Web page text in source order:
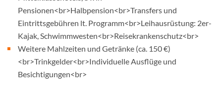
Pensionen<br>Halbpension<br>Transfers und
Eintrittsgebühren lt. Programm<br>Leihausrüstung: 2er-
Kajak, Schwimmwesten<br>Reisekrankenschutz<br>
Weitere Mahlzeiten und Getränke (ca. 150 €)
<br>Trinkgelder<br>Individuelle Ausflüge und
Besichtigungen<br>